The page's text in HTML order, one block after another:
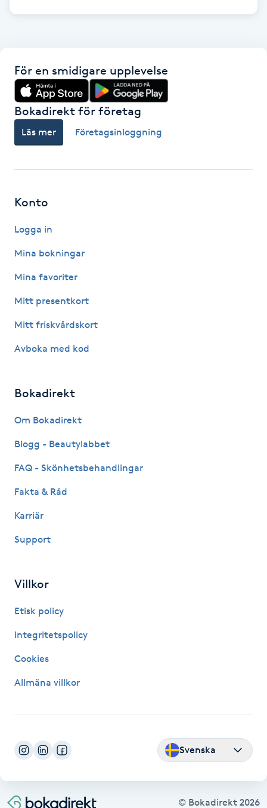
Hårborttagning
Hårförlängning
Hårvård
Hälsa
Idrottsmassage
IPL hårborttagning
IR-massage
K18
Kemisk peeling
Kinesisk medicin
Klangmassage
Klippning ungdom
För en smidigare upplevelse
Bokadirekt för företag
Läs mer Företagsinloggning
Konto
Logga in
Mina bokningar
Mina favoriter
Mitt presentkort
Mitt friskvårdskort
Avboka med kod
Bokadirekt
Om Bokadirekt
Blogg - Beautylabbet
FAQ - Skönhetsbehandlingar
Fakta & Råd
Karriär
Support
Villkor
Etisk policy
Integritetspolicy
Cookies
Allmäna villkor
Svenska
© Bokadirekt 2026